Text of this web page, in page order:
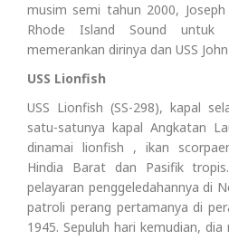
musim semi tahun 2000, Joseph
Rhode Island Sound
memerankan dirinya dan USS
USS Lionfish
USS Lionfish (SS-298), kapal
satu-satunya kapal Angkatan
dinamai lionfish , ikan
Hindia Barat dan Pasifik
pelayaran penggeledahannya di
patroli perang pertamanya di
1945. Sepuluh hari kemudian,